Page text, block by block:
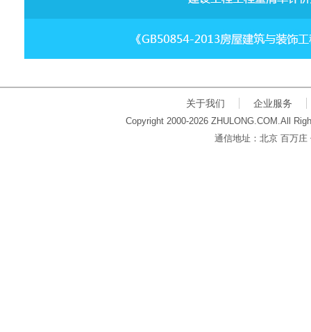
关于我们 企业服务
Copyright 2000-2026 ZHULONG.COM.All
通信地址：北京 百万